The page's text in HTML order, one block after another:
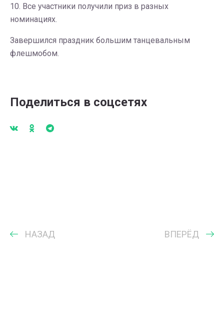
10. Все участники получили приз в разных
номинациях.
Завершился праздник большим танцевальным
флешмобом.
Поделиться в соцсетях
НАЗАД ВПЕРЁД